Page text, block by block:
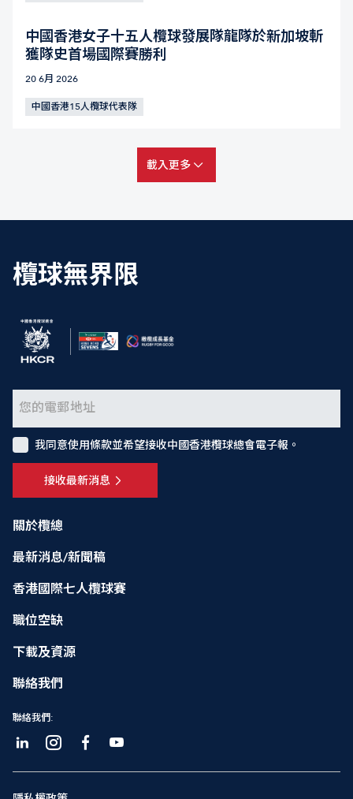
中國香港女子十五人欖球發展隊龍隊於新加坡斬
獲隊史首場國際賽勝利
20 6月 2026
中國香港15人欖球代表隊
載入更多
欖球無界限
關於欖總
最新消息/新聞稿
香港國際七人欖球賽
職位空缺
下載及資源
聯絡我們
聯絡我們:
接收最新消息
我同意使用條款並希望接收中國香港欖球總會電子報。